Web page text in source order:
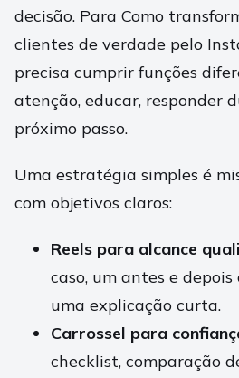
decisão. Para Como
clientes de verdade pelo
precisa cumprir funções
atenção, educar, responder
próximo passo.
Uma estratégia simples é
com objetivos claros:
Reels para alcance
caso, um antes e
uma explicação curta.
Carrossel para
checklist, comparação